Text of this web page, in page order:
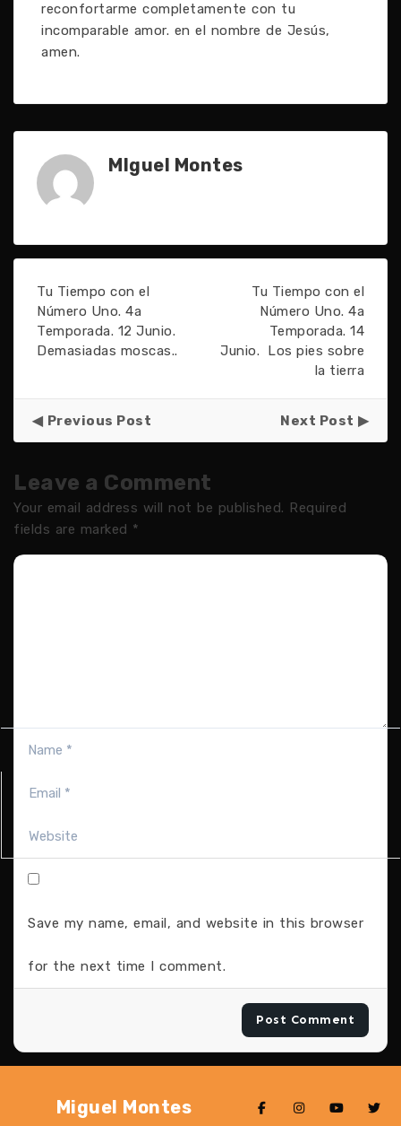
reconfortarme completamente con tu
incomparable amor. en el nombre de Jesús,
amen.
MIguel Montes
Tu Tiempo con el
Número Uno. 4a
Temporada. 12 Junio.
Demasiadas moscas..
Tu Tiempo con el
Número Uno. 4a
Temporada. 14
Junio. Los pies sobre
la tierra
Previous Post Next Post
Leave a Comment
Your email address will not be published. Required
fields are marked *
Save my name, email, and website in this browser
for the next time I comment.
Miguel Montes